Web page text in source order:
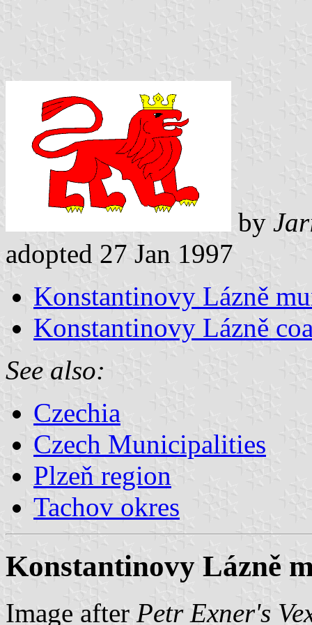
by
adopted 27 Jan 1997
Konstantinovy Lázně
Konstantinovy Lázně
See also:
Czechia
Czech Municipalities
Plzeň region
Tachov okres
Konstantinovy Lázně
Image after Petr Exner's